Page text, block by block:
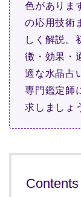
色がありま
の応用技術
しく解説。
徴・効果・
適な水晶占
専門鑑定師
求しましょ
Contents